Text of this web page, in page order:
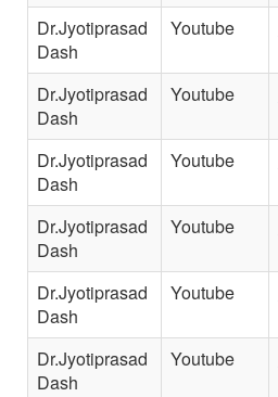
Dr.Jyotiprasad
Dash
Youtube
Dr.Jyotiprasad
Dash
Youtube
Dr.Jyotiprasad
Dash
Youtube
Dr.Jyotiprasad
Dash
Youtube
Dr.Jyotiprasad
Dash
Youtube
Dr.Jyotiprasad
Dash
Youtube